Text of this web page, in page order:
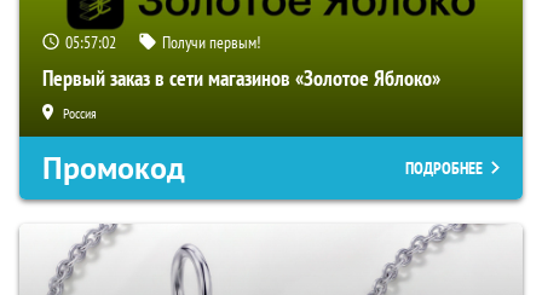
05:57:01 Получи первым!
Первый заказ в сети магазинов «Золотое Яблоко»
Россия
Промокод ПОДРОБНЕЕ